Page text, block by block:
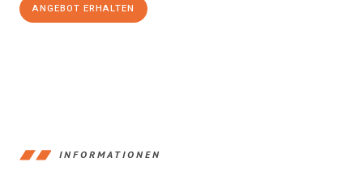
ANGEBOT ERHALTEN
INFORMATIONEN